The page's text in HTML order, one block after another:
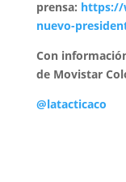
prensa: https://
nuevo-
Con
de Movistar
@latacticaco